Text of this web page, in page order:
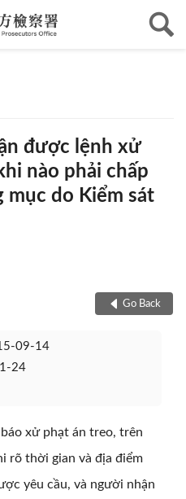
được lệnh xử
nào phải chấp
mục do Kiểm sát
Go Back
09-14
24
xử phạt án treo, trên
rõ thời gian và địa điểm
yêu cầu, và người nhận